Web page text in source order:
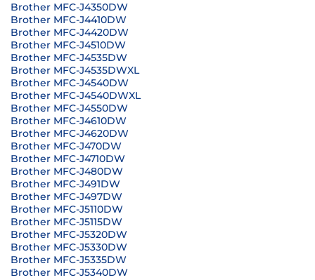
Brother MFC-J4350DW
Brother MFC-J4410DW
Brother MFC-J4420DW
Brother MFC-J4510DW
Brother MFC-J4535DW
Brother MFC-J4535DWXL
Brother MFC-J4540DW
Brother MFC-J4540DWXL
Brother MFC-J4550DW
Brother MFC-J4610DW
Brother MFC-J4620DW
Brother MFC-J470DW
Brother MFC-J4710DW
Brother MFC-J480DW
Brother MFC-J491DW
Brother MFC-J497DW
Brother MFC-J5110DW
Brother MFC-J5115DW
Brother MFC-J5320DW
Brother MFC-J5330DW
Brother MFC-J5335DW
Brother MFC-J5340DW